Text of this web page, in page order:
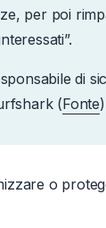
per poi
di
(Fonte)
o